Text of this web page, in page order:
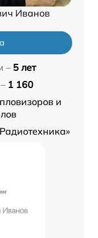
Иванов
– 5 лет
1 160
и